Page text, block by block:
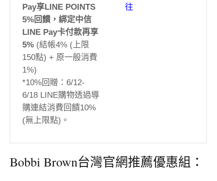
Pay享LINE POINTS
5%回饋，綁定中信
LINE Pay卡付款再享
5% (結帳4% (上限
150點) + 原一般消費
1%)
*10%回贈：6/12-
6/18 LINE購物透過導
購連結消費回饋10%
(無上限點)。
往
Bobbi Brown台灣官網推薦優惠組：